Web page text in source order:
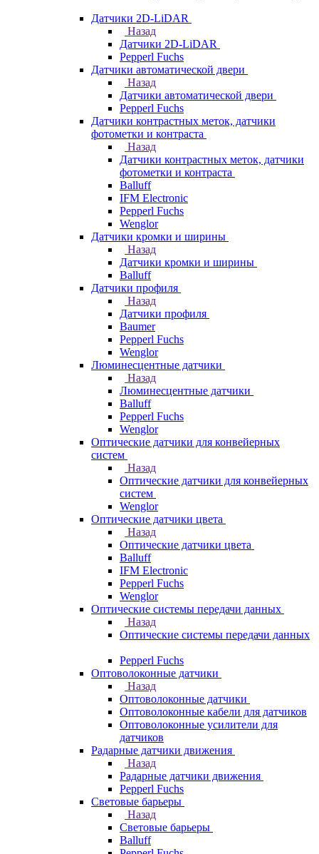
Датчики 2D-LiDAR
Назад
Датчики 2D-LiDAR
Pepperl Fuchs
Датчики автоматической двери
Назад
Датчики автоматической двери
Pepperl Fuchs
Датчики контрастных меток, датчики
фотометки и контраста
Назад
Датчики контрастных меток, датчики
фотометки и контраста
Balluff
IFM Electronic
Pepperl Fuchs
Wenglor
Датчики кромки и ширины
Назад
Датчики кромки и ширины
Balluff
Датчики профиля
Назад
Датчики профиля
Baumer
Pepperl Fuchs
Wenglor
Люминесцентные датчики
Назад
Люминесцентные датчики
Balluff
Pepperl Fuchs
Wenglor
Оптические датчики для конвейерных
систем
Назад
Оптические датчики для конвейерных
систем
Wenglor
Оптические датчики цвета
Назад
Оптические датчики цвета
Balluff
IFM Electronic
Pepperl Fuchs
Wenglor
Оптические системы передачи данных
Назад
Оптические системы передачи данных
Pepperl Fuchs
Оптоволоконные датчики
Назад
Оптоволоконные датчики
Оптоволоконные кабели для датчиков
Оптоволоконные усилители для
датчиков
Радарные датчики движения
Назад
Радарные датчики движения
Pepperl Fuchs
Световые барьеры
Назад
Световые барьеры
Balluff